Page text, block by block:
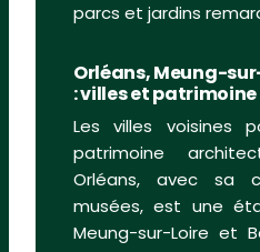
parcs et jardins
Orléans, Meung-
: villes et patrimoine
Les villes voisines
patrimoine
Orléans, avec sa
musées, est une
Meung-sur-Loire et